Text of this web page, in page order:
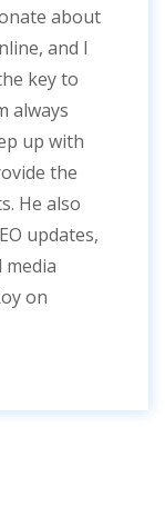
about
and I
key to
always
up with
the
He also
updates,
media
on